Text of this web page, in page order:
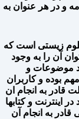
و در هر عنوان به
زیستی است که
آن را به وجود
موضوعات و
بوده و کاربران
قادر به انجام ان
اینترنت و کتابها
به انجام آن